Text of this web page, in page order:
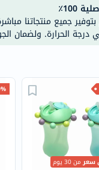
100٪
جميع منتجاتنا
درجة الحرارة. ولضمان
سعرمن 30 يوم